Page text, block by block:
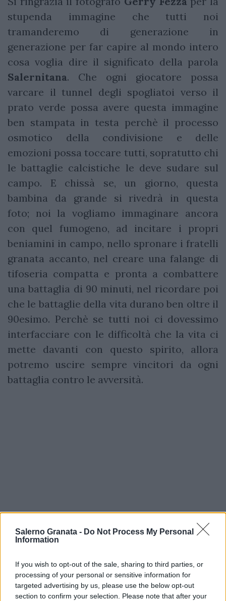
Salerno Granata - Do Not Process My Personal
Information
If you wish to opt-out of the sale, sharing to third parties, or
processing of your personal or sensitive information for
targeted advertising by us, please use the below opt-out
section to confirm your selection. Please note that after your
stupenda immagine che tutti noi
tramanderemo di generazione in
generazione per far capire al mondo intero
cosa voglia dire il significato della parola
Salernitana. Che ogni giocatore possa
varcare il tunnel degli spogliatoi verso il
prato verde possa avere questa immagine
ben stampata in testa perchè il processo
osmotico della condivisione e delle
emozioni possa toccare tutti, sopratutto chi
le battaglie calcistiche le deve sudare sul
campo. E chissà se, un giorno, questa
bambina da grande si rivedrà in questa
foto; noi la vogliamo immaginare ancora
con quel fumogeno, ad incitare i propri
beniamini in campo, nello spronare i fratelli
granata accanto, nel creare una falange di
tifoseria compatta e pronta a combattere
una battaglia di 90 minuti, nel ricordare poi
che le battaglie della vita durano ben oltre il
90esimo. Perchè se tutti noi ci dovessimo
interfacciare con le difficoltà che la vita ci
mette davanti con questo spirito, allora
potremo uscire sempre vincitori da ogni
battaglia contro le avversità.